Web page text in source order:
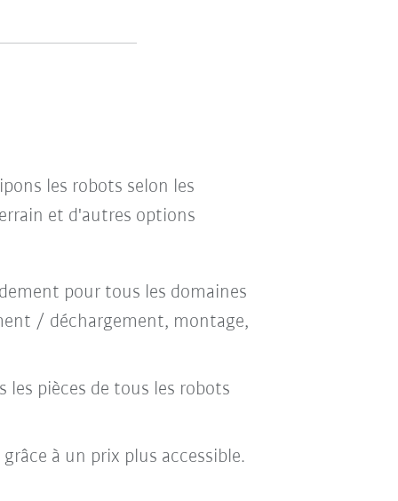
les robots selon les
et d'autres options
pour tous les domaines
/ déchargement, montage,
pièces de tous les robots
à un prix plus accessible.